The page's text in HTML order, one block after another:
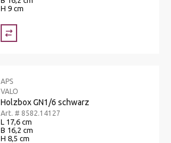
H 9 cm
APS
VALO
Holzbox GN1/6 schwarz
Art. # 8582.14127
L 17,6 cm
B 16,2 cm
H 8,5 cm